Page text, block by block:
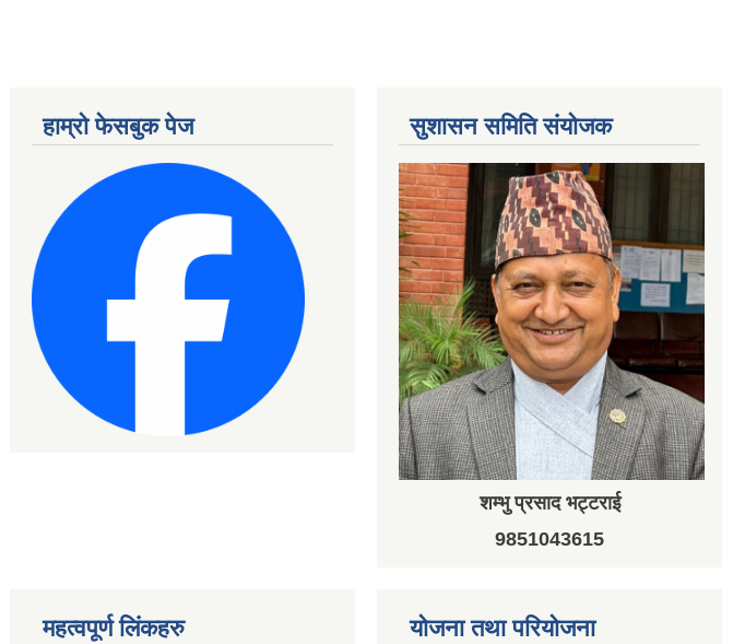
हाम्रो फेसबुक पेज सुशासन समिति संयोजक
शम्भु प्रसाद भट्टराई
9851043615
महत्वपूर्ण लिंकहरु योजना तथा परियोजना